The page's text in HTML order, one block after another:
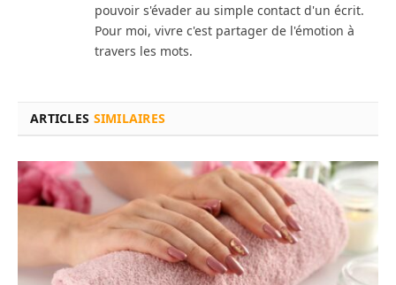
pouvoir s'évader au simple contact d'un écrit.
Pour moi, vivre c'est partager de l'émotion à
travers les mots.
ARTICLES SIMILAIRES